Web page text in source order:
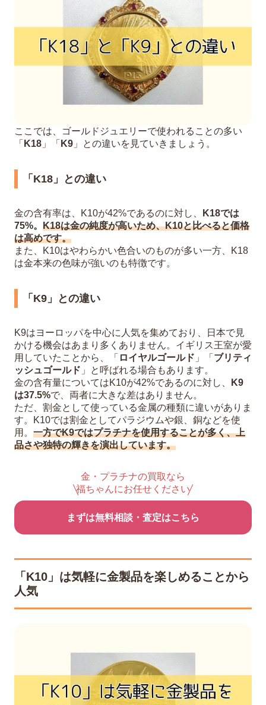
ここでは、ゴールドジュエリーで使われることの多い
「 K18 」「 K9 」との違いを見ていきましょう。
「K18」との違い
金の含有率は、K10が42%であるのに対し、
K18では
75%。 K18は金の純度が高いため、K10と比べると価格
は高めです。
また、K10はやわらかい色合いのものが多い一方、K18
は金本来の色味が強いのも特徴です。
「K9」との違い
K9はヨーロッパを中心に人気を集めており、日本で見
かける機会はあまり多くありません。イギリス王室が愛
用していたことから、「 ロイヤルゴールド 」「 ブリティ
ッシュゴールド 」と呼ばれる場合もあります。
金の含有量についてはK10が42%であるのに対し、
K9
は37.5%で、両者に大きな差はありません。
ただ、割金として使っている金属の種類に違いがありま
す。K10では割金としてパラジウムや銀、銅などを使
用。 一方でK9ではプラチナを使用することが多く、上
品さや独特の輝きを演出しています。
金・プラチナの買取なら
福ちゃんにお任せください
まずは無料相談・査定はこちら
「K10」は気軽に金製品を楽しめることから
人気